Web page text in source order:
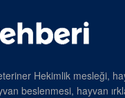
Hekimlik mesleği,
beslenmesi, hayvan